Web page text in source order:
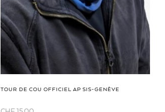
TOUR DE COU OFFICIEL AP SIS-GENÈVE